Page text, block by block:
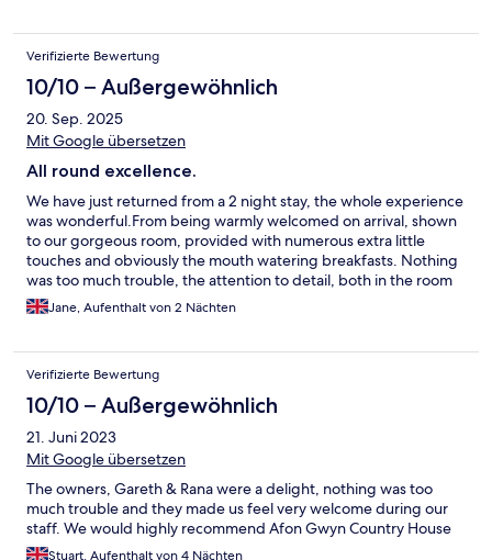
Verifizierte Bewertung
10/10 – Außergewöhnlich
20. Sep. 2025
Mit Google übersetzen
All round excellence.
We have just returned from a 2 night stay, the whole experience
was wonderful.From being warmly welcomed on arrival, shown
to our gorgeous room, provided with numerous extra little
touches and obviously the mouth watering breakfasts. Nothing
was too much trouble, the attention to detail, both in the room
and in the communal areas was second to none. The hosts were
brilliant,pointing us in the right direction for places to
putting the world to rights. We will be back.
Jane, Aufenthalt von 2 Nächten
Verifizierte Bewertung
10/10 – Außergewöhnlich
21. Juni 2023
Mit Google übersetzen
The owners, Gareth & Rana were a delight, nothing was too
much trouble and they made us feel very welcome during our
staff. We would highly recommend Afon Gwyn Country House
Stuart, Aufenthalt von 4 Nächten